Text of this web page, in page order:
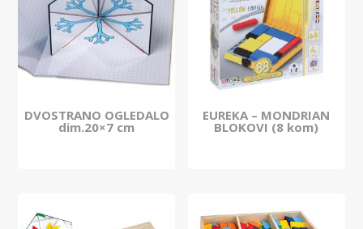
DVOSTRANO OGLEDALO
dim.20×7 cm
EUREKA – MONDRIAN
BLOKOVI (8 kom)